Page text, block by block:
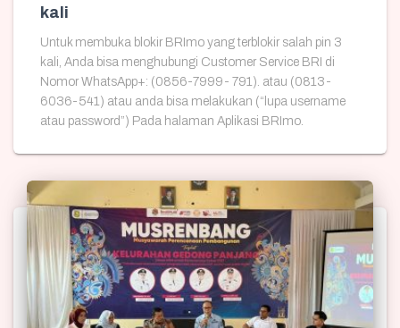
kali
Untuk membuka blokir BRImo yang terblokir salah pin 3
kali, Anda bisa menghubungi Customer Service BRI di
Nomor WhatsApp+: (0856-7999- 791). atau (0813-
6036-541) atau anda bisa melakukan (“lupa username
atau password”) Pada halaman Aplikasi BRImo.